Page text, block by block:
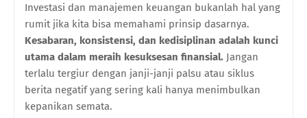
Investasi dan manajemen keuangan bukanlah hal yang
rumit jika kita bisa memahami prinsip dasarnya.
Kesabaran, konsistensi, dan kedisiplinan adalah kunci
utama dalam meraih kesuksesan finansial. Jangan
terlalu tergiur dengan janji-janji palsu atau siklus
berita negatif yang sering kali hanya menimbulkan
kepanikan semata.